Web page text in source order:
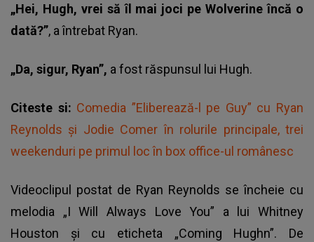
„Hei, Hugh, vrei să îl mai joci pe Wolverine încă o
dată?”, a întrebat Ryan.
„Da, sigur, Ryan”, a fost răspunsul lui Hugh.
Citeste si: Comedia ”Eliberează-l pe Guy” cu Ryan
Reynolds şi Jodie Comer în rolurile principale, trei
weekenduri pe primul loc în box office-ul românesc
Videoclipul postat de Ryan Reynolds se încheie cu
melodia „I Will Always Love You” a lui Whitney
Houston și cu eticheta „Coming Hughn”. De